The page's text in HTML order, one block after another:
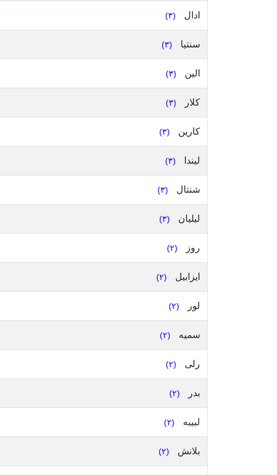
ادال (٣)
سنتيا (٣)
الين (٣)
كلار (٣)
كارين (٣)
ليندا (٣)
شنتال (٣)
ليليان (٣)
روز (٢)
ايزابيل (٢)
لور (٢)
سميه (٢)
رلى (٢)
بدر (٢)
لبيبه (٢)
بلانش (٢)